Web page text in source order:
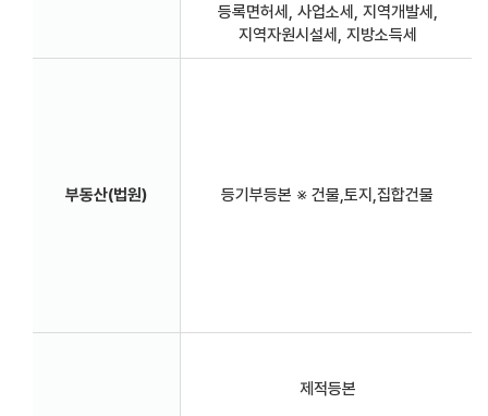
등록면허세, 사업소세, 지역개발세,
지역자원시설세, 지방소득세
부동산(법원) 등기부등본 ※ 건물,토지,집합건물
제적등본